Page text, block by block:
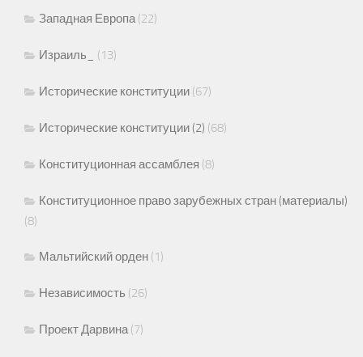
Западная Европа(22)
Израиль_ (13)
Исторические конституции (67)
Исторические конституции (2) (68)
Конституционная ассамблея (8)
Конституционное право зарубежных стран (материалы)
(8)
Мальтийский орден (1)
Независимость (26)
Проект Дарвина(7)